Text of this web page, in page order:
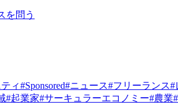
を問う
ィ#Sponsored#ニュース#フリーランス#
#起業家#サーキュラーエコノミー#農業#